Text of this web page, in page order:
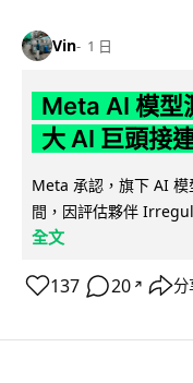
Vin 1 日
Meta AI 模型
大 AI 巨頭接
Meta 承認，旗下 AI
間，因評估夥伴
全文
137 20 ↗ 分